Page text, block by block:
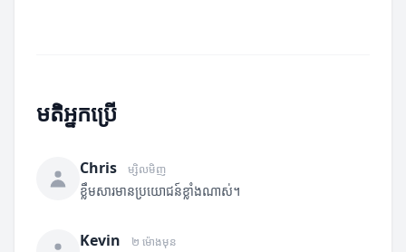
មតិអ្នកប្រើ
Chris ម្សិលមិញ
ខ្លឹមសារមានប្រយោជន៍ខ្លាំងណាស់។
Kevin ២ ម៉ោងមុន